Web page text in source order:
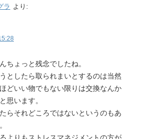
ラ より:
ちょっと残念でしたね。
としたら取られまいとするのは当然
どいい物でもない限りは交換なんか
思います。
らそれどころではないというのもあ
よりもストレスマネジメントの方が